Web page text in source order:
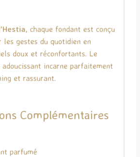
, chaque fondant est conçu
gestes du quotidien en
doux et réconfortants. Le
incarne parfaitement
et rassurant.
Complémentaires
parfumé